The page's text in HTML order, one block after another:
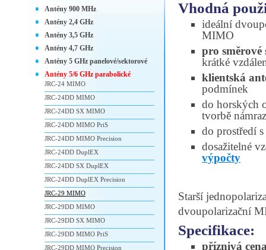
Vhodná
ideální
MIMO
pro směrové
krátké
klientská
podmínek
do horských
tvorbě
do prostředí
dosažitelné
výpočty
Starší
dvoupolarizační
Specifikace:
příznivá
Antény 900 MHz
Antény 2,4 GHz
Antény 3,5 GHz
Antény 4,7 GHz
Antény 5 GHz panelové/sektorové
Antény 5/6 GHz parabolické
JRC-24 MIMO
JRC-24DD MIMO
JRC-24DD SX MIMO
JRC-24DD MIMO PriS
JRC-24DD MIMO Precision
JRC-24DD DuplEX
JRC-24DD SX DuplEX
JRC-24DD DuplEX Precision
JRC-29 MIMO
JRC-29DD MIMO
JRC-29DD SX MIMO
JRC-29DD MIMO PriS
JRC-29DD MIMO Precision